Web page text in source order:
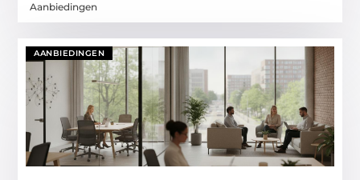
Aanbiedingen
AANBIEDINGEN